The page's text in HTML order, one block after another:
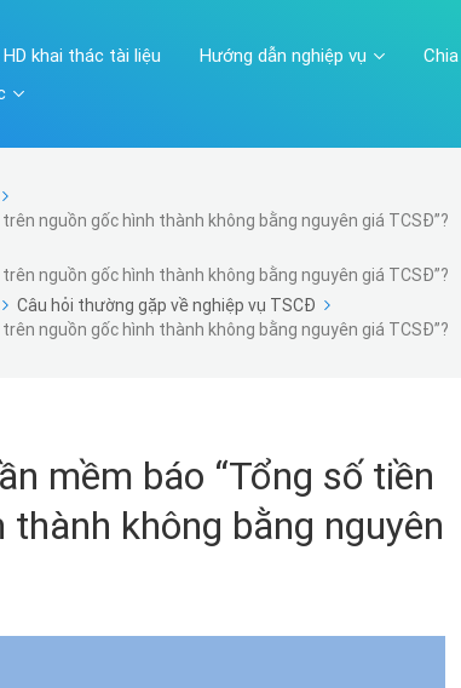
HD khai thác tài liệu Hướng dẫn nghiệp vụ
nguồn gốc hình thành không bằng nguyên giá TCSĐ”?
nguồn gốc hình thành không bằng nguyên giá TCSĐ”?
Câu hỏi thường gặp về nghiệp vụ TSCĐ
nguồn gốc hình thành không bằng nguyên giá TCSĐ”?
mềm báo “Tổng số tiền
không bằng nguyên